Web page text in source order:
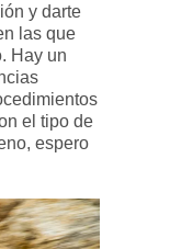
y darte
las que
Hay un
el tipo de
espero